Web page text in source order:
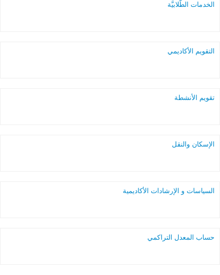
الخدمات الطُّلابيَّة
التقويم الأكاديمي
تقويم الأنشطة
الإسكان والنقل
السياسات و الإرشادات الأكاديمية
حساب المعدل التراكمي